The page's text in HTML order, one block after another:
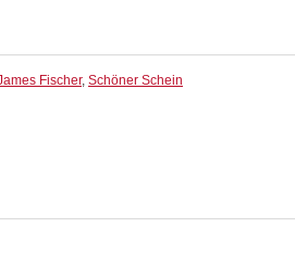
Fischer, Schöner Schein